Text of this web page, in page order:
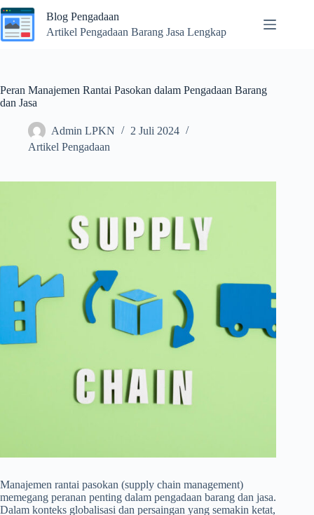
Skip
to
content
Blog Pengadaan
Artikel Pengadaan Barang Jasa Lengkap
Peran Manajemen Rantai Pasokan dalam Pengadaan Barang
dan Jasa
Admin LPKN
2 Juli 2024
Artikel Pengadaan
Manajemen rantai pasokan (supply chain management)
memegang peranan penting dalam pengadaan barang dan jasa.
Dalam konteks globalisasi dan persaingan yang semakin ketat,